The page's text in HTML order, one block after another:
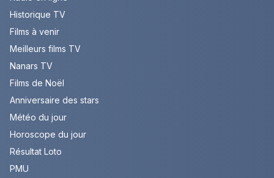
Historique TV
Films à venir
Meilleurs films TV
Nanars TV
Films de Noël
Anniversaire des stars
Météo du jour
Horoscope du jour
Résultat Loto
PMU